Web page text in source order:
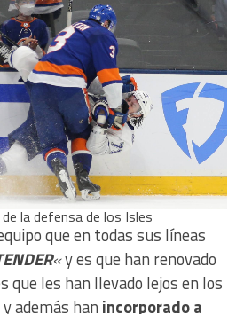
la defensa de los Isles
que en todas sus líneas
«y es que han renovado
que les han llevado lejos en los
además han incorporado a